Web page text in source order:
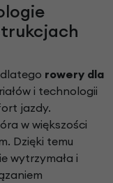
rowery dla
i technologii
jazdy.
w większości
Dzięki temu
wytrzymała i